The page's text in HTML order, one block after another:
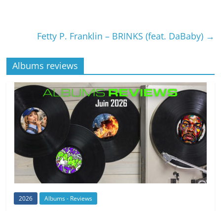
Fetty P. Franklin – BRINKS (feat. DaBaby) →
Albums reviews
2026 Albums - Reviews